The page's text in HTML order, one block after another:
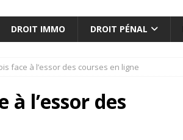
DROIT IMMO DROIT PÉNAL
face à l’essor des courses en ligne
à l’essor des